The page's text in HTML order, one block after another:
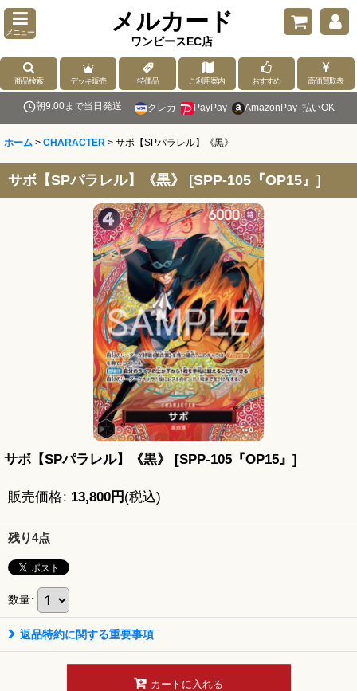
メニュー メルカード
ワンピースEC店
商品検索 デッキ販売 特価品 ご利用案内 おすすめ 高価買取表
朝9:00まで当日発送 クレカ PayPay AmazonPay 払いOK
ホーム > CHARACTER > サボ【SPパラレル】《黒》
サボ【SPパラレル】《黒》 [SPP-105『OP15』 ]
サボ【SPパラレル】《黒》 [SPP-105『OP15』 ]
販売価格: 13,800円 (税込)
残り4点
数量:
返品特約に関する重要事項
カートに入れる